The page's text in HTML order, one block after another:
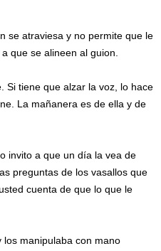
se atraviesa y no permite que le
que se alineen al guion.
Si tiene que alzar la voz, lo hace
La mañanera es de ella y de
invito a que un día la vea de
preguntas de los vasallos que
cuenta de que lo que le
los manipulaba con mano